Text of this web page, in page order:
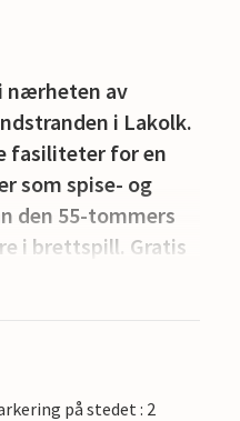
nærheten av
i Lakolk.
fasiliteter for en
som spise- og
den 55-tommers
i brettspill. Gratis
grupper som
inne,
på stedet : 2